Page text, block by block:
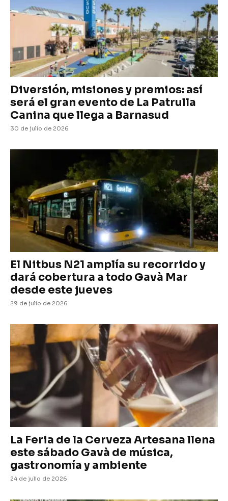
Diversión, misiones y premios: así
será el gran evento de La Patrulla
Canina que llega a Barnasud
30 de julio de 2026
El Nitbus N21 amplía su recorrido y
dará cobertura a todo Gavà Mar
desde este jueves
29 de julio de 2026
La Feria de la Cerveza Artesana llena
este sábado Gavà de música,
gastronomía y ambiente
24 de julio de 2026